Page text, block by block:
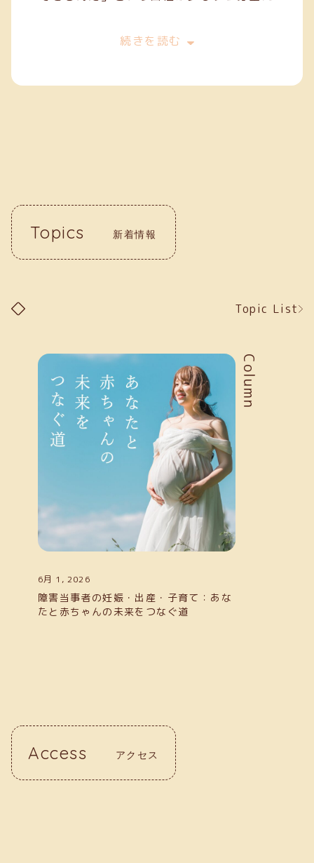
今は、一般就労を目指してスキルを磨きな
す。クリーフでの経験が、自分の「働く
続きを読む
Topics 新着情報
Topic List
新着情報
Column
6月 1, 2026
障害当事者の妊娠・出産・子育て：あな
たと赤ちゃんの未来をつなぐ道
Access アクセス